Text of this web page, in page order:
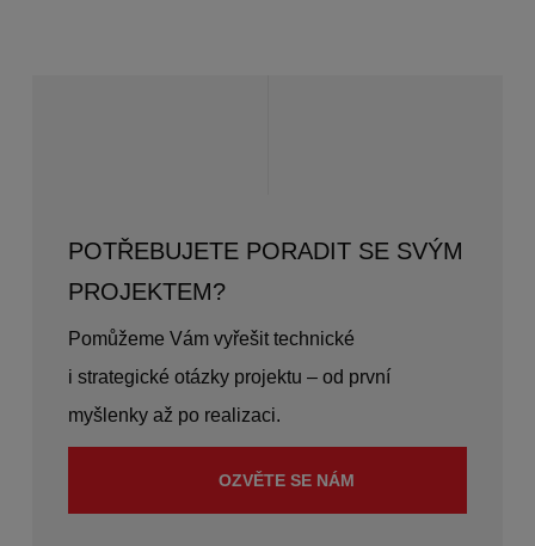
POTŘEBUJETE PORADIT SE SVÝM
PROJEKTEM?
Pomůžeme Vám vyřešit technické
i strategické otázky projektu – od první
myšlenky až po realizaci.
OZVĚTE SE NÁM